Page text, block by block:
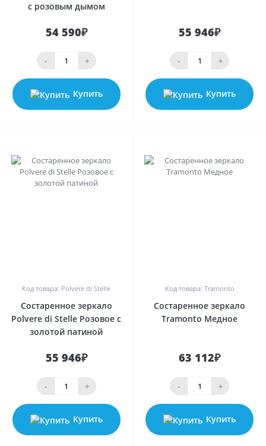
с розовым дымом
54 590₽
- +
Купить
55 946₽
- +
Купить
Код товара: Polvere di Stelle
Состаренное зеркало
Polvere di Stelle Розовое с
золотой патиной
55 946₽
- +
Купить
Код товара: Tramonto
Состаренное зеркало
Tramonto Медное
63 112₽
- +
Купить